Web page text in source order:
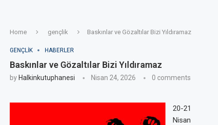
Home gençlik Baskınlar ve Gözaltılar Bizi Yıldıramaz
GENÇLIK HABERLER
Baskınlar ve Gözaltılar Bizi Yıldıramaz
by Halkinkutuphanesi Nisan 24, 2026 0 comments
20-21
Nisan